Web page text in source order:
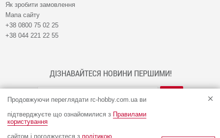
Продовжуючи переглядати rc-hobby.com.ua ви
підтверджуєте що ознайомилися з Правилами
користування
сайтом і погоджуєтеся з політикою
Як зробити замовлення
Мапа сайту
+38 0800 75 02 25
+38 044 221 22 55
ДІЗНАВАЙТЕСЯ НОВИНИ ПЕРШИМИ!